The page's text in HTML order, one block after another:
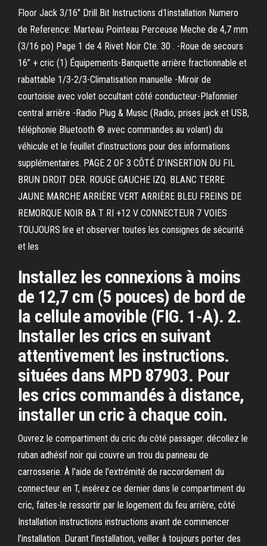
Floor Jack 3/16" Drill Bit Instructions d1installation Numero
de Reference: Marteau Pointeau Perceuse Meche de 4,7 mm
(3/16 po) Page 1 de 4 Rivet Noir Cte. 30 . -Roue de secours
16” + cric (1) Équipements-Banquette arrière fractionnable et
rabattable 1/3-2/3-Climatisation manuelle -Miroir de
courtoisie avec volet occultant côté conducteur-Plafonnier
central arrière -Radio Plug & Music (Radio, prises jack et USB,
téléphonie Bluetooth ® avec commandes au volant) du
véhicule et le feuillet d’instructions pour des informations
supplémentaires. PAGE 2 OF 3 CÔTÉ D’INSERTION DU FIL
BRUN DROIT DER. ROUGE GAUCHE IZQ. BLANC TERRE
JAUNE MARCHE ARRIÈRE VERT ARRIÈRE BLEU FREINS DE
REMORQUE NOIR BA T RI +12 V CONNECTEUR 7 VOIES
TOUJOURS lire et observer toutes les consignes de sécurité
et les
Installez les connexions à moins
de 12,7 cm (5 pouces) de bord de
la cellule amovible (FIG. 1-A). 2.
Installer les crics en suivant
attentivement les instructions.
situées dans MPD 87903. Pour
les crics commandés à distance,
installer un cric à chaque coin.
Ouvrez le compartiment du cric du côté passager. décollez le
ruban adhésif noir qui couvre un trou du panneau de
carrosserie. À l'aide de l'extrémité de raccordement du
connecteur en T, insérez ce dernier dans le compartiment du
cric, faites-le ressortir par le logement du feu arrière, côté
Installation instructions instructions avant de commencer
l’installation. Durant l’installation, veiller à toujours porter des